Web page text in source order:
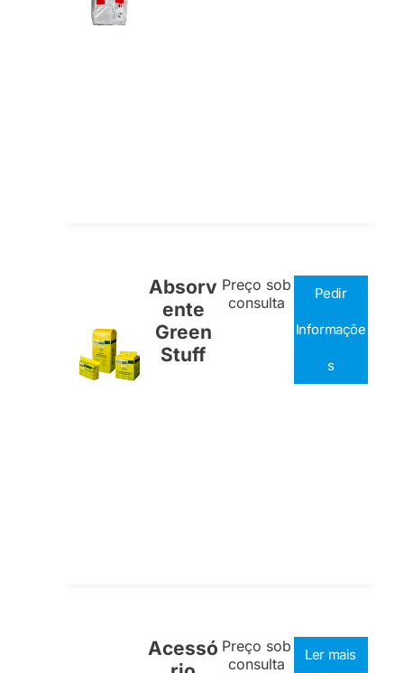
Absorv
ente
Green
Stuff
Preço sob
consulta
Pedir
Informaçõe
s
Acessó Preço sob
consulta
Ler mais